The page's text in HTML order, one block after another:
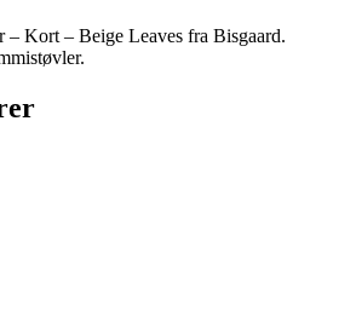
– Kort – Beige Leaves fra Bisgaard.